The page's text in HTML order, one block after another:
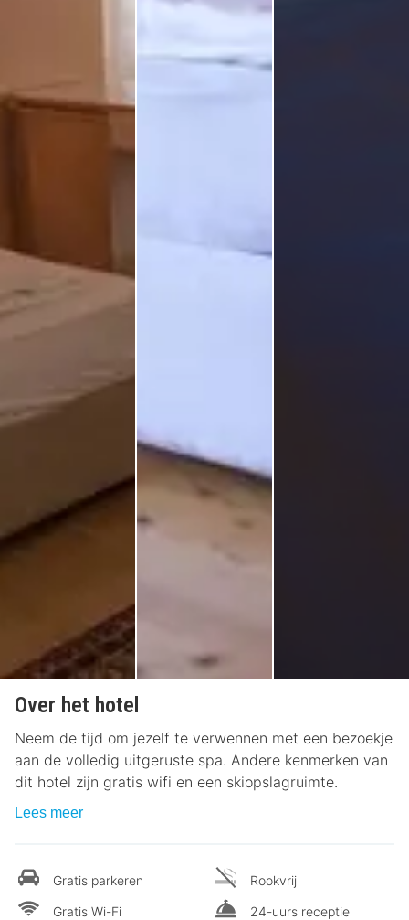
Over het hotel
Neem de tijd om jezelf te verwennen met een bezoekje
aan de volledig uitgeruste spa. Andere kenmerken van
dit hotel zijn gratis wifi en een skiopslagruimte.
Lees meer
Gratis parkeren
Gratis Wi-Fi
Rookvrij
24-uurs receptie